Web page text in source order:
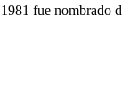
fue nombrado